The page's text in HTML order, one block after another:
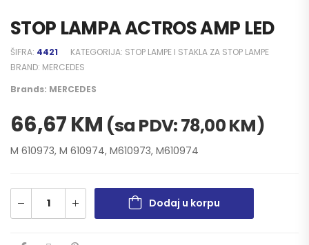
STOP LAMPA ACTROS AMP LED
ŠIFRA: 4421 KATEGORIJA: STOP LAMPE I STAKLA ZA STOP LAMPE
BRAND: MERCEDES
Brands: MERCEDES
66,67KM (sa PDV:78,00KM)
M 610973, M 610974, M610973, M610974
Dodaj u korpu